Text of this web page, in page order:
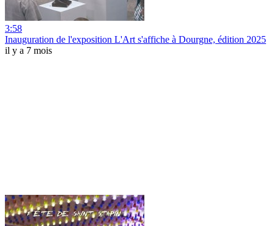
3:58
Inauguration de l'exposition L'Art s'affiche à Dourgne, édition 2025
il y a 7 mois